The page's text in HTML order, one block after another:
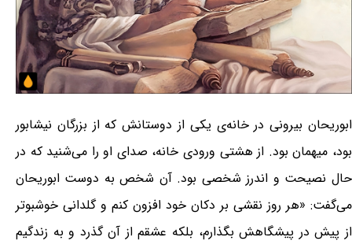
ابوریحان بیرونی در خانه‌ی یکی از دوستانش که از بزرگان نیشابور
بود، میهمان بود. از هشتی ورودی خانه، صدای او را می‌شنید که در
حال نصیحت و اندرز شخصی بود. آن شخص به دوست ابوریحان
می‌گفت: «هر روز نقشی بر دکان خود افزون کنم و گلدانی خوشبوتر
از پیش در پیشگاهش بگذارم، بلکه عشقم از آن گذرد و به زندگیم